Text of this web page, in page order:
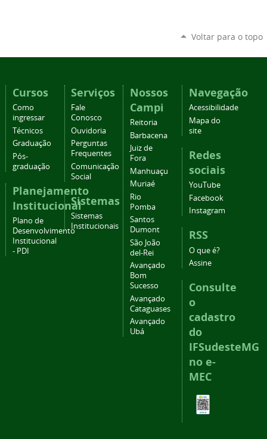
Voltar para o topo
Cursos
Como
ingressar
Técnicos
Graduação
Pós-
graduação
Planejamento
Institucional
Plano de
Desenvolvimento
Institucional
- PDI
Serviços
Fale
Conosco
Ouvidoria
Perguntas
Frequentes
Comunicação
Social
Sistemas
Sistemas
Institucionais
Nossos
Campi
Reitoria
Barbacena
Juiz de
Fora
Manhuaçu
Muriaé
Rio
Pomba
Santos
Dumont
São João
del-Rei
Avançado
Bom
Sucesso
Avançado
Cataguases
Avançado
Ubá
Navegação
Acessibilidade
Mapa do
site
Redes
sociais
YouTube
Facebook
Instagram
RSS
O que é?
Assine
Consulte
o
cadastro
do
IFSudesteMG
no e-
MEC